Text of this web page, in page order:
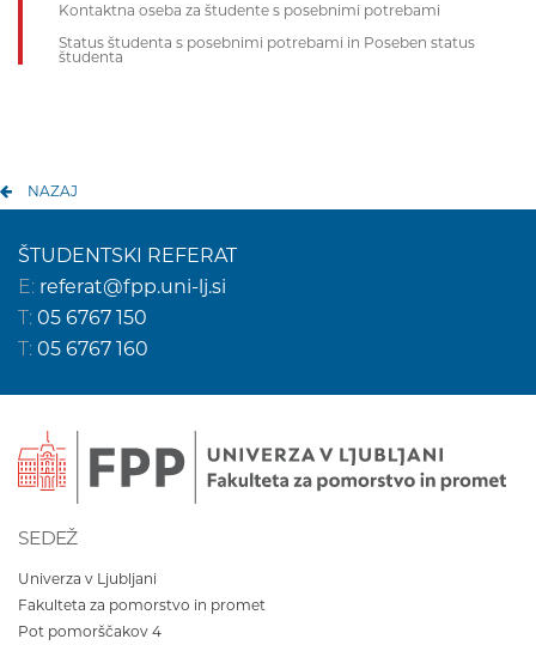
Kontaktna oseba za študente s posebnimi potrebami
Status študenta s posebnimi potrebami in Poseben status
študenta
NAZAJ
ŠTUDENTSKI REFERAT
E: referat@fpp.uni-lj.si
T: 05 6767 150
T: 05 6767 160
SEDEŽ
Univerza v Ljubljani
Fakulteta za pomorstvo in promet
Pot pomorščakov 4